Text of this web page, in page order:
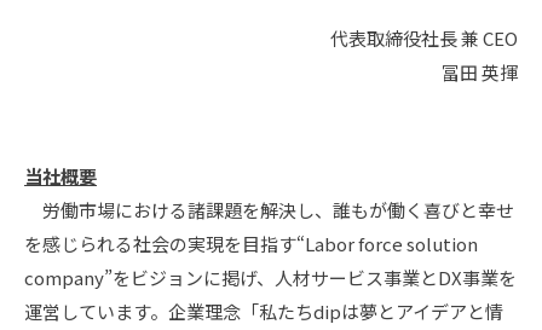
代表取締役社長 兼 CEO
冨田 英揮
当社概要
労働市場における諸課題を解決し、誰もが働く喜びと幸せ
を感じられる社会の実現を目指す“Labor force solution
company”をビジョンに掲げ、人材サービス事業とDX事業を
運営しています。企業理念「私たちdipは夢とアイデアと情